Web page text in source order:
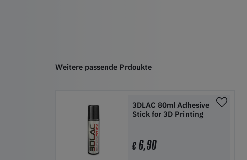
Weitere passende Prdoukte
3DLAC 80ml Adhesive
Stick for 3D Printing
€6,90